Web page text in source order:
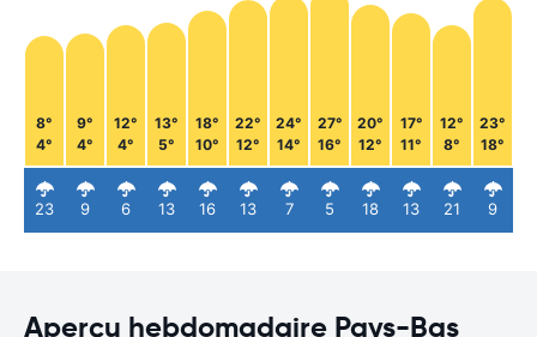
8°
4°
23
9°
4°
9
12°
4°
6
13°
5°
13
18°
10°
16
22°
12°
13
24°
14°
7
27°
16°
5
20°
12°
18
17°
11°
13
12°
8°
21
23°
18°
9
Aperçu hebdomadaire Pays-Bas